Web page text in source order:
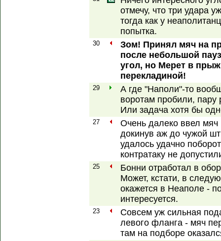
отмечу, что три удара
тогда как у
попытка.
30
Зом! Принял мяч на
после небольшой
угол, но Мерет в
перекладиной!
29
А где "Наполи"-то
воротам пробили,
Или задача хотя бы
27
Очень далеко ввел мяч
докинув аж до чужой
удалось удачно
контратаку не
25
Бонни отработал в
Может, кстати, в
окажется в Неаполе -
интересуется.
23
Совсем уж сильная
левого фланга - мяч
там на подборе